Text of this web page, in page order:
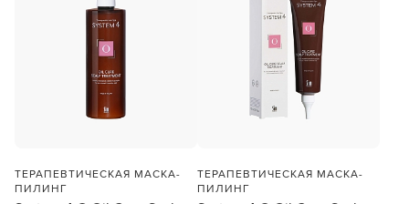
ТЕРАПЕВТИЧЕСКАЯ МАСКА-
ПИЛИНГ
ТЕРАПЕВТИЧЕСКАЯ МАСКА-
ПИЛИНГ